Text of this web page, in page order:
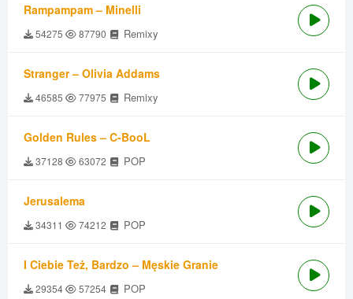
Rampampam – Minelli
54275 87790 Remixy
Stranger – Olivia Addams
46585 77975 Remixy
Golden Rules – C-BooL
37128 63072 POP
Jerusalema
34311 74212 POP
I Ciebie Też, Bardzo – Męskie Granie
29354 57254 POP